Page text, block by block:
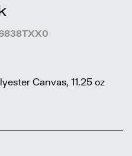
Canvas, 11.25 oz